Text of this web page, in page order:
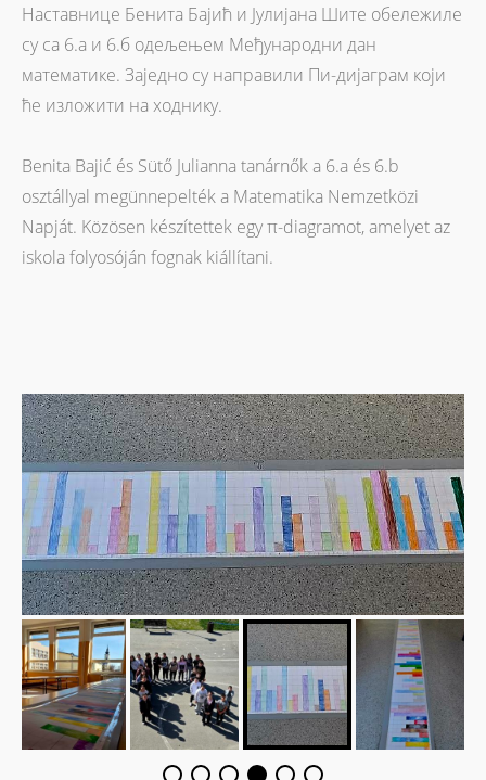
Наставнице Бенита Бајић и Јулијана Шите обележиле
су са 6.а и 6.б одељењем Међународни дан
математике. Заједно су направили Пи-дијаграм који
ће изложити на ходнику.
Benita Bajić és Sütő Julianna tanárnők a 6.a és 6.b
osztállyal megünnepelték a Matematika Nemzetközi
Napját. Közösen készítettek egy π-diagramot, amelyet az
iskola folyosóján fognak kiállítani.